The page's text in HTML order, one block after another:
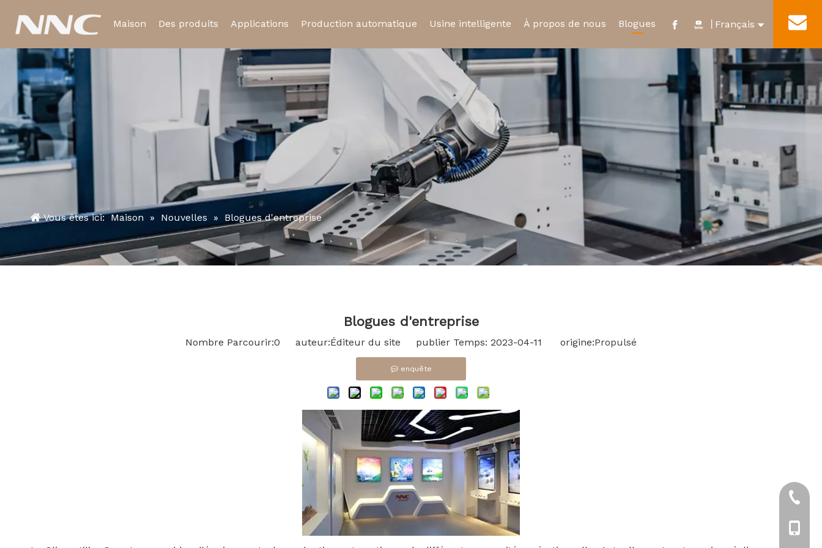
Maison Des produits
Relais électromagnétique Relais statique Relais automobile Nouveau relais d'énergie
Relais temporisé Prise de relais Micro-interrupteur Micro-interrupteur étanche
Applications Production automatique Usine intelligente À propos de nous
Certificat et distinction Visite de l'usine
Blogues Contact 丨Français
English
العربية
Português
Deutsch
Italiano
Vous êtes ici: Maison » Nouvelles » Blogues d'entreprise
Blogues d'entreprise
Nombre Parcourir:0 auteur:Éditeur du site publier Temps: 2023-04-11 origine:Propulsé
enquête
+86-